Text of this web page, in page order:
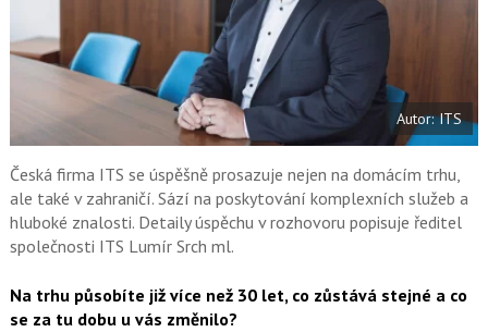
b
o
o
k
X
Autor: ITS
Česká firma ITS se úspěšně prosazuje nejen na domácím trhu,
ale také v zahraničí. Sází na poskytování komplexních služeb a
hluboké znalosti. Detaily úspěchu v rozhovoru popisuje ředitel
společnosti ITS Lumír Srch ml.
Na trhu působíte již více než 30 let, co zůstává stejné a co
se za tu dobu u vás změnilo?